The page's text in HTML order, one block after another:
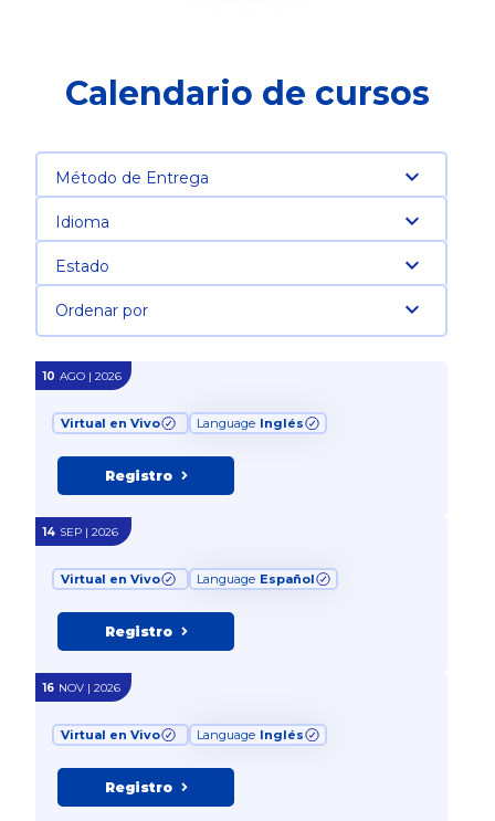
Calendario de cursos
Método de Entrega
Idioma
Estado
Ordenar por
10 AGO | 2026
Virtual en Vivo Language Inglés
Registro
14 SEP | 2026
Virtual en Vivo Language Español
Registro
16 NOV | 2026
Virtual en Vivo Language Inglés
Registro